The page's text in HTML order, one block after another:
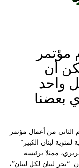
مؤتمر
لا يمكن أن
واحد
بعضنا
من أعمال مؤتمر
لمئوية لبنان الكبير”
ممثلا برئيسة
“بحر لبنان لكل لبنان”،